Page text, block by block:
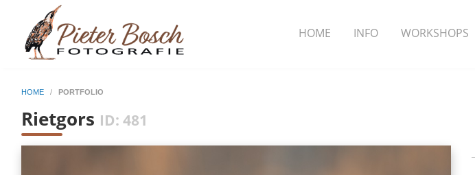
HOME INFO WORKSHOPS
HOME / PORTFOLIO
Rietgors ID: 481